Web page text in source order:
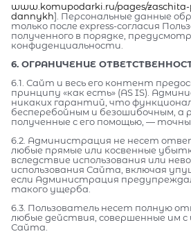
www.komupodarki.ru/pages/
dannykh]. Персональные данные
только после express-согласия
полученного в порядке,
конфиденциальности.
6. ОГРАНИЧЕНИЕ
6.1. Сайт и весь его контент
принципу «как есть» (AS IS).
никаких гарантий, что
бесперебойным и безошибочным, а
полученные с его помощью, —
6.2. Администрация не несет
любые прямые или косвенные
вследствие использования или
использования Сайта, включая
если Администрация
такого ущерба.
6.3. Пользователь несет полную
любые действия, совершенные им с
Сайта.